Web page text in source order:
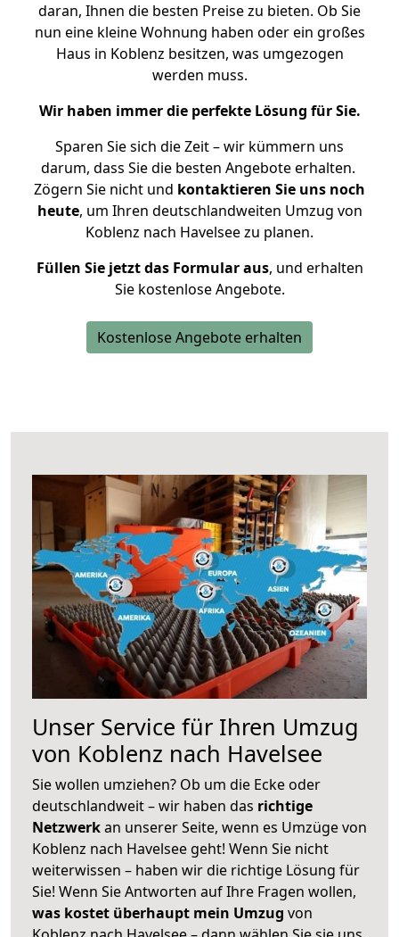
daran, Ihnen die besten Preise zu bieten. Ob Sie
nun eine kleine Wohnung haben oder ein großes
Haus in Koblenz besitzen, was umgezogen
werden muss.
Wir haben immer die perfekte Lösung für Sie.
Sparen Sie sich die Zeit – wir kümmern uns
darum, dass Sie die besten Angebote erhalten.
Zögern Sie nicht und kontaktieren Sie uns noch
heute, um Ihren deutschlandweiten Umzug von
Koblenz nach Havelsee zu planen.
Füllen Sie jetzt das Formular aus, und erhalten
Sie kostenlose Angebote.
Kostenlose Angebote erhalten
Unser Service für Ihren Umzug
von Koblenz nach Havelsee
Sie wollen umziehen? Ob um die Ecke oder
deutschlandweit – wir haben das richtige
Netzwerkan unserer Seite, wenn es Umzüge von
Koblenz nach Havelsee geht! Wenn Sie nicht
weiterwissen – haben wir die richtige Lösung für
Sie! Wenn Sie Antworten auf Ihre Fragen wollen,
was kostet überhaupt mein Umzug von